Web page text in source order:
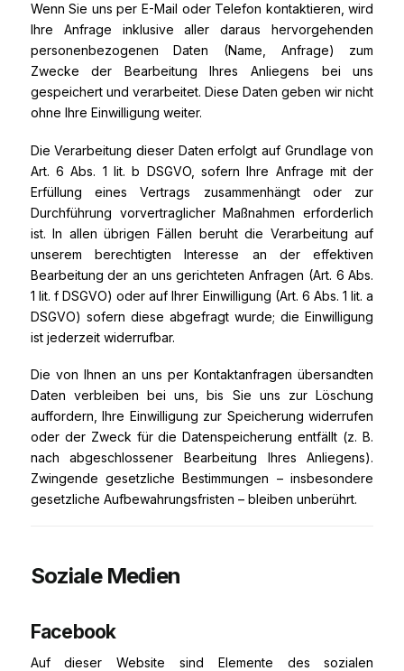
Wenn Sie uns per E-Mail oder Telefon kontaktieren, wird
Ihre Anfrage inklusive aller daraus hervorgehenden
personenbezogenen Daten (Name, Anfrage) zum
Zwecke der Bearbeitung Ihres Anliegens bei uns
gespeichert und verarbeitet. Diese Daten geben wir nicht
ohne Ihre Einwilligung weiter.
Die Verarbeitung dieser Daten erfolgt auf Grundlage von
Art. 6 Abs. 1 lit. b DSGVO, sofern Ihre Anfrage mit der
Erfüllung eines Vertrags zusammenhängt oder zur
Durchführung vorvertraglicher Maßnahmen erforderlich
ist. In allen übrigen Fällen beruht die Verarbeitung auf
unserem berechtigten Interesse an der effektiven
Bearbeitung der an uns gerichteten Anfragen (Art. 6 Abs.
1 lit. f DSGVO) oder auf Ihrer Einwilligung (Art. 6 Abs. 1 lit. a
DSGVO) sofern diese abgefragt wurde; die Einwilligung
ist jederzeit widerrufbar.
Die von Ihnen an uns per Kontaktanfragen übersandten
Daten verbleiben bei uns, bis Sie uns zur Löschung
auffordern, Ihre Einwilligung zur Speicherung widerrufen
oder der Zweck für die Datenspeicherung entfällt (z. B.
nach abgeschlossener Bearbeitung Ihres Anliegens).
Zwingende gesetzliche Bestimmungen – insbesondere
gesetzliche Aufbewahrungsfristen – bleiben unberührt.
Soziale Medien
Facebook
Auf dieser Website sind Elemente des sozialen